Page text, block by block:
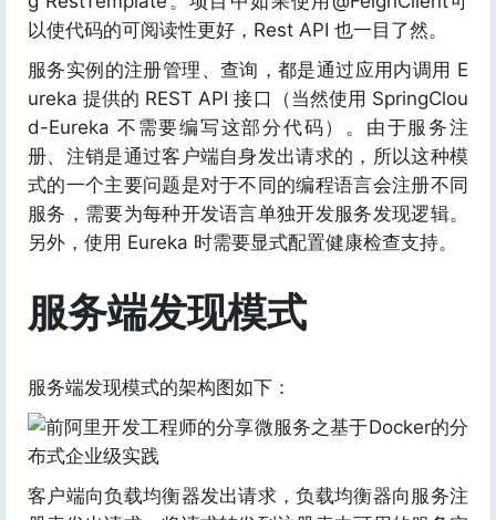
以使代码的可阅读性更好，Rest API 也一目了然。
服务实例的注册管理、查询，都是通过应用内调用 E
ureka 提供的 REST API 接口（当然使用 SpringClou
d-Eureka 不需要编写这部分代码）。由于服务注
册、注销是通过客户端自身发出请求的，所以这种模
式的一个主要问题是对于不同的编程语言会注册不同
服务，需要为每种开发语言单独开发服务发现逻辑。
另外，使用 Eureka 时需要显式配置健康检查支持。
服务端发现模式
服务端发现模式的架构图如下：
客户端向负载均衡器发出请求，负载均衡器向服务注